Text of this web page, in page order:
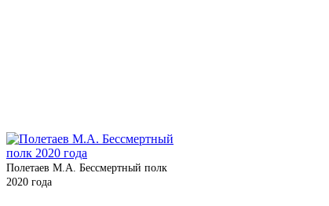
Полетаев М.А. Бессмертный полк
2020 года